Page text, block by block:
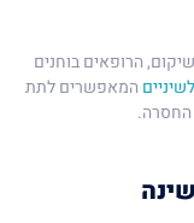
הרופאים בוחנים
המאפשרים לתת